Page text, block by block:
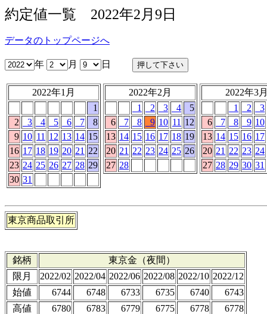
約定値一覧 2022年2月9日
データのトップページへ
年 月 日
2022年1月
1
2
3 4 5 6 7
8
9 10 11 12 13 14 15
16 17 18 19 20 21 22
23 24 25 26 27 28 29
30 31
2022年2月
1
2 3 4
5
6
7 8 9 10 11 12
13 14 15 16 17 18 19
20 21 22 23 24 25 26
27 28
2022年3
1
2
3
6
7 8 9 10
13 14 15 16 17
20 21 22 23 24
27 28 29 30 31
東京商品取引所
銘柄
東京金（夜間）
限月
2022/02 2022/04 2022/06 2022/08 2022/10 2022/12
始値
6744 6748 6733 6735 6740
6743
高値
6780 6783 6779 6775 6778
6778